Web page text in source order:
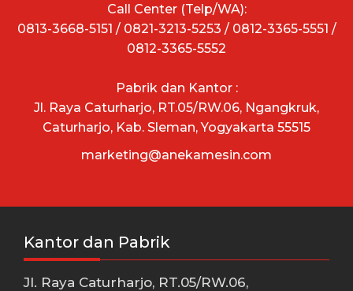
Call Center (Telp/WA):
0813-3668-5151 / 0821-3213-5253 / 0812-3365-5551 /
0812-3365-5552
Pabrik dan Kantor :
Jl. Raya Caturharjo, RT.05/RW.06, Ngangkruk,
Caturharjo, Kab. Sleman, Yogyakarta 55515
marketing@anekamesin.com
Kantor dan Pabrik
Jl. Raya Caturharjo, RT.05/RW.06,